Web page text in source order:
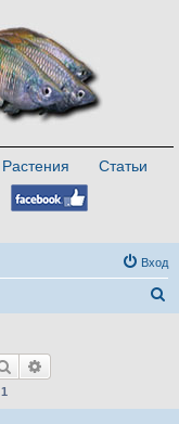
Растения
Статьи
Вход
Поиск
1